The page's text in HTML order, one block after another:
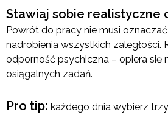
Stawiaj sobie realistyczne
Powrót do pracy nie musi
nadrobienia wszystkich zaległości.
odporność psychiczna – opiera się
osiągalnych zadań.
Pro tip: każdego dnia wybierz